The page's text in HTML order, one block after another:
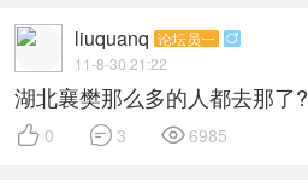
liuquanq 论坛员一 
11-8-30 21:22
湖北襄樊那么多的人都去那了?
 0  3  6985